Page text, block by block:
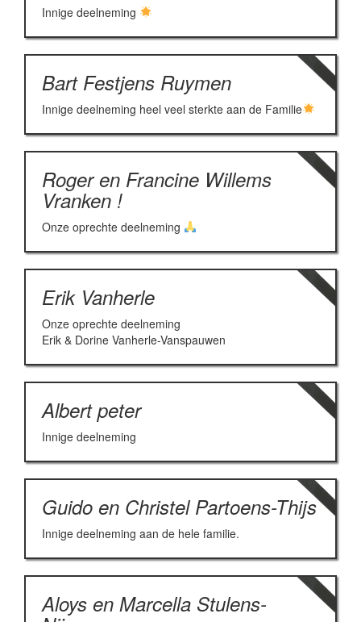
Innige deelneming
Bart Festjens Ruymen
Innige deelneming heel veel sterkte aan de Familie
Roger en Francine Willems
Vranken !
Onze oprechte deelneming
Erik Vanherle
Onze oprechte deelneming
Erik & Dorine Vanherle-Vanspauwen
Albert peter
Innige deelneming
Guido en Christel Partoens-Thijs
Innige deelneming aan de hele familie.
Aloys en Marcella Stulens-